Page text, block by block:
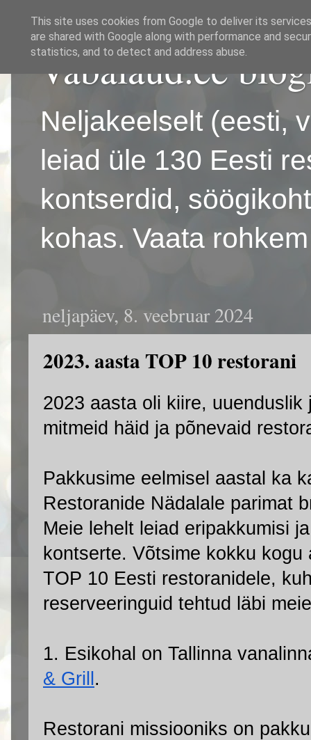
Vabalaud.ee
Neljakeelselt (eesti,
leiad üle 130 Eesti
kontserdid,
kohas. Vaata
neljapäev, 8. veebruar 2024
2023. aasta TOP 10 restorani
2023 aasta oli kiire,
mitmeid häid ja põnevaid
Pakkusime eelmisel aastal ka
Restoranide Nädalale parimat
Meie lehelt leiad eripakkumisi
kontserte. Võtsime kokku
TOP 10 Eesti restoranidele,
reserveeringuid tehtud läbi
1. Esikohal on Tallinna
& Grill .
Restorani missiooniks on
This site uses cookies from Google to deliver its
are shared with Google along with performance and
statistics, and to detect and address abuse.